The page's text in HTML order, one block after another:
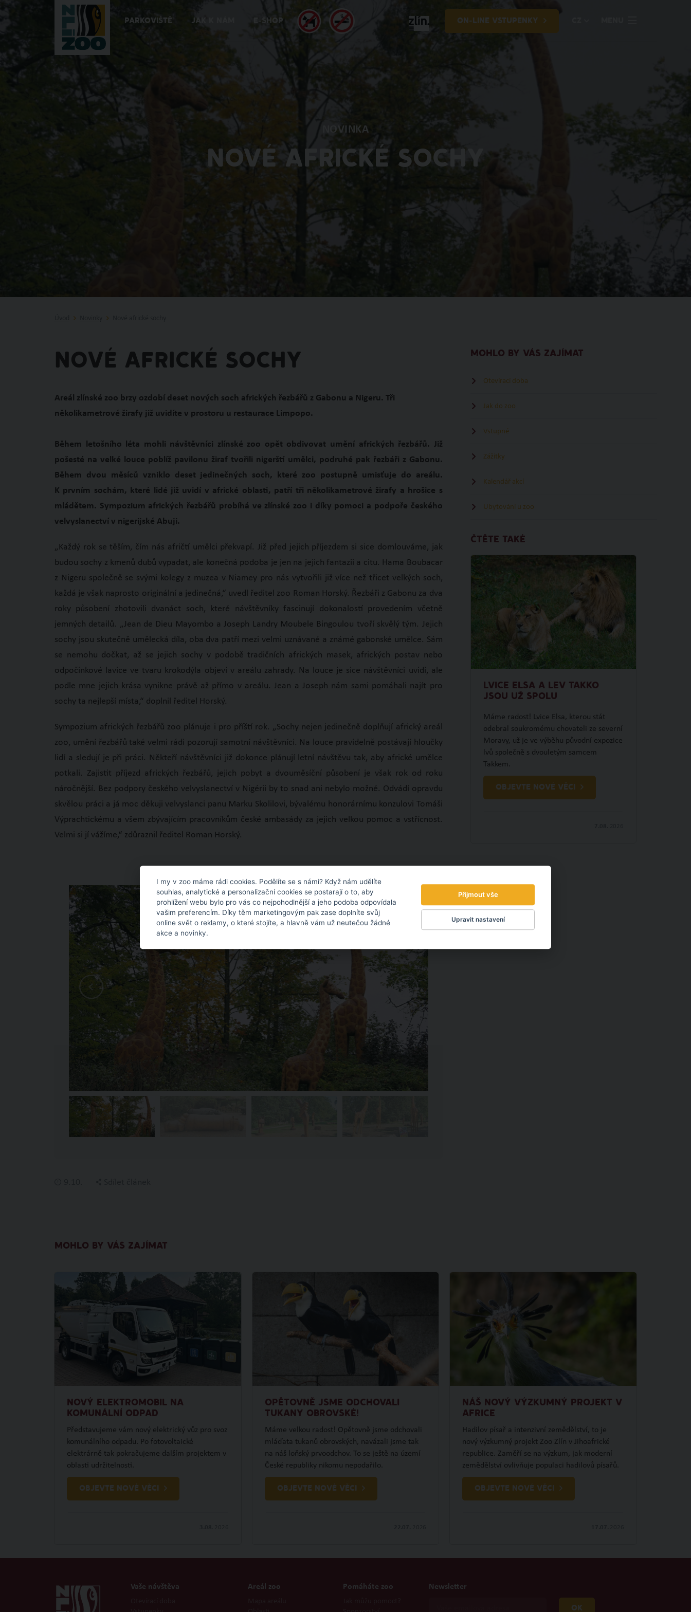
PARKOVIŠTĚ JAK K NÁM E-SHOP ON-LINE VSTUPENKY
NOVINKA
NOVÉ AFRICKÉ SOCHY
Nové africké sochy
Areál zlínské zoo brzy ozdobí deset nových soch afrických řezbářů z Gabonu a Nigeru. Tři
několikametrové žirafy již uvidíte v prostoru u restaurace Limpopo.
Během letošního léta mohli návštěvníci zlínské zoo opět obdivovat umění afrických řezbářů. Již
pošesté na velké louce poblíž pavilonu žiraf tvořili nigerští umělci, podruhé pak řezbáři z Gabonu.
Během dvou měsíců vzniklo deset jedinečných soch, které zoo postupně umisťuje do areálu.
K prvním sochám, které lidé již uvidí v africké oblasti, patří tři několikametrové žirafy a hrošice s
mládětem. Sympozium afrických řezbářů probíhá ve zlínské zoo i díky pomoci a podpoře českého
velvyslanectví v nigerijské Abuji.
„Každý rok se těším, čím nás afričtí umělci překvapí. Již před jejich příjezdem si sice domlouváme, jak
budou sochy z kmenů dubů vypadat, ale konečná podoba je jen na jejich fantazii a citu. Hama Boubacar
z Nigeru společně se svými kolegy z muzea v Niamey pro nás vytvořili již více než třicet velkých soch,
každá je však naprosto originální a jedinečná,“ uvedl ředitel zoo Roman Horský. Řezbáři z Gabonu za dva
roky působení zhotovili dvanáct soch, které návštěvníky fascinují dokonalostí provedením včetně
jemných detailů. „Jean de Dieu Mayombo a Joseph Landry Moubele Bingoulou tvoří skvělý tým. Jejich
sochy jsou skutečně umělecká díla, oba dva patří mezi velmi uznávané a známé gabonské umělce. Sám
se nemohu dočkat, až se jejich sochy v podobě tradičních afrických masek, afrických postav nebo
odpočinkové lavice ve tvaru krokodýla objeví v areálu zahrady. Na louce je sice návštěvníci uvidí, ale
podle mne jejich krása vynikne právě až přímo v areálu. Jean a Joseph nám sami pomáhali najít pro
sochy ta nejlepší místa,“ doplnil ředitel Horský.
Sympozium afrických řezbářů zoo plánuje i pro příští rok. „Sochy nejen jedinečně doplňují africký areál
zoo, umění řezbářů také velmi rádi pozorují samotní návštěvníci. Na louce pravidelně postávají hloučky
lidí a sledují je při práci. Někteří návštěvníci již dokonce plánují letní návštěvu tak, aby africké umělce
potkali. Zajistit příjezd afrických řezbářů, jejich pobyt a dvouměsíční působení je však rok od roku
náročnější. Bez podpory českého velvyslanectví v Nigérii by to snad ani nebylo možné. Odvádí opravdu
skvělou práci a já moc děkuji velvyslanci panu Marku Skolilovi, bývalému honorárnímu konzulovi Tomáši
Výprachtickému a všem zbývajícím pracovníkům české ambasády za jejich velkou pomoc a vstřícnost.
Velmi si jí vážíme,“ zdůraznil ředitel Roman Horský.
MOHLO BY VÁS ZAJÍMAT
Otevírací doba
Jak do zoo
Vstupné
Zážitky
Kalendář akcí
Ubytování u zoo
ČTĚTE TAKÉ
LVICE ELSA A LEV TAKKO
JSOU UŽ SPOLU
Máme radost! Lvice Elsa, kterou stát
odebral soukromému chovateli ze severní
Moravy, už je ve výběhu původní expozice
lvů společně s dvouletým samcem
Takkem.
OBJEVTE NOVÉ VĚCI
MOHLO BY VÁS ZAJÍMAT
NOVÝ ELEKTROMOBIL NA
KOMUNÁLNÍ ODPAD
Představujeme vám nový elektrický vůz pro svoz
komunálního odpadu. Po fotovoltaické
elektrárně tak pokračujeme dalším projektem v
oblasti udržitelnosti.
OBJEVTE NOVÉ VĚCI
OPĚTOVNĚ JSME ODCHOVALI
TUKANY OBROVSKÉ!
Máme velkou radost! Opětovně jsme odchovali
mláďata tukanů obrovských, navázali jsme tak
na náš loňský prvoodchov. To se ještě na území
České republiky nikomu nepodařilo.
OBJEVTE NOVÉ VĚCI
NÁŠ NOVÝ VÝZKUMNÝ PROJEKT V
AFRICE
Hadilov písař a intenzivní zemědělství, to je
nový výzkumný projekt Zoo Zlín v Jihoafrické
republice. Zaměří se na výzkum, jak moderní
zemědělství ovlivňuje populaci hadilovů písařů.
OBJEVTE NOVÉ VĚCI
Vaše návštěva Areál zoo Pomáháte zoo Newsletter
OK
I my v zoo máme rádi cookies. Podělíte se s námi? Když nám udělíte
souhlas, analytické a personalizační cookies se postarají o to, aby
prohlížení webu bylo pro vás co nejpohodlnější a jeho podoba odpovídala
vašim preferencím. Díky těm marketingovým pak zase doplníte svůj
online svět o reklamy, o které stojíte, a hlavně vám už neutečou žádné
akce a novinky.
Přijmout vše
Upravit nastavení